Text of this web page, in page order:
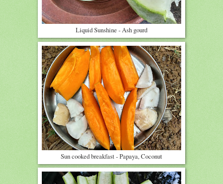
Liquid Sunshine - Ash gourd
Sun cooked breakfast - Papaya, Coconut